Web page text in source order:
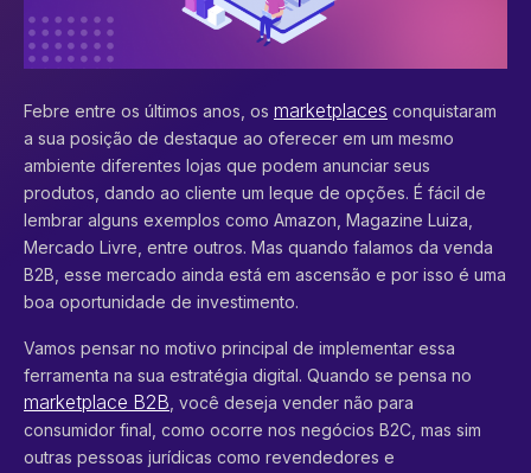
Febre entre os últimos anos, os marketplaces conquistaram
a sua posição de destaque ao oferecer em um mesmo
ambiente diferentes lojas que podem anunciar seus
produtos, dando ao cliente um leque de opções. É fácil de
lembrar alguns exemplos como Amazon, Magazine Luiza,
Mercado Livre, entre outros. Mas quando falamos da venda
B2B, esse mercado ainda está em ascensão e por isso é uma
boa oportunidade de investimento.
Vamos pensar no motivo principal de implementar essa
ferramenta na sua estratégia digital. Quando se pensa no
marketplace B2B , você deseja vender não para
consumidor final, como ocorre nos negócios B2C, mas sim
outras pessoas jurídicas como revendedores e